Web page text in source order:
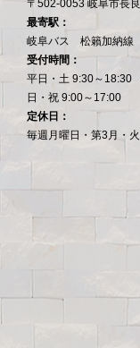
〒502-0053 岐阜市長
最寄駅：
岐阜バス 松籟加納
受付時間：
平日・土 9:30～18:30
日・祝 9:00～17:00
定休日：
毎週月曜日・第3月・